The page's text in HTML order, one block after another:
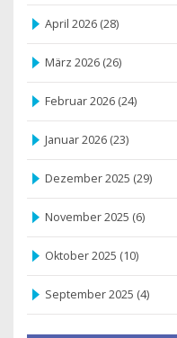
April 2026 (28)
März 2026 (26)
Februar 2026 (24)
Januar 2026 (23)
Dezember 2025 (29)
November 2025 (6)
Oktober 2025 (10)
September 2025 (4)